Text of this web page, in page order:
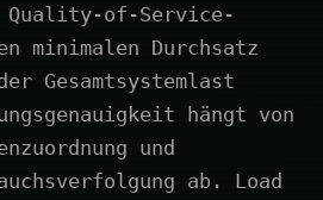
Quality-of-Service-
minimalen Durchsatz
Gesamtsystemlast
hängt von
und
ab. Load